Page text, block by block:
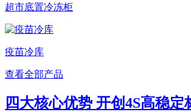
超市底置冷冻柜
疫苗冷库
查看全部产品
四大核心优势 开创4S高稳定